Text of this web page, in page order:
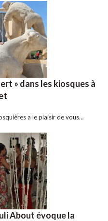
» dans les kiosques à
a le plaisir de vous…
About évoque la